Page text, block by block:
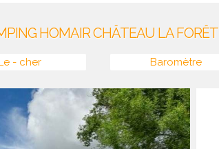
HOMAIR CHÂTEAU LA FORÊT
Le - cher Baromètre